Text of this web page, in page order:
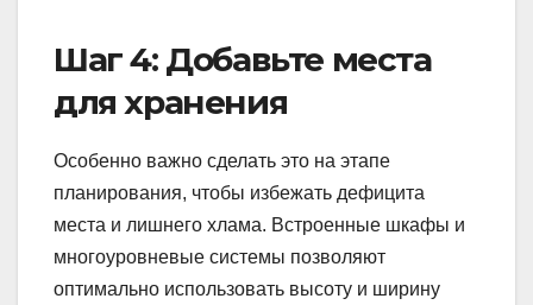
Шаг 4: Добавьте места
для хранения
Особенно важно сделать это на этапе
планирования, чтобы избежать дефицита
места и лишнего хлама. Встроенные шкафы и
многоуровневые системы позволяют
оптимально использовать высоту и ширину